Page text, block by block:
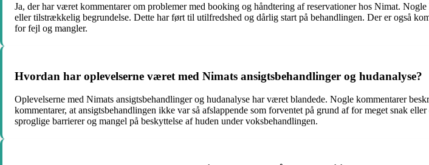
Ja, der har været kommentarer om problemer med booking og håndtering af reservationer hos Nimat.
eller tilstrækkelig begrundelse. Dette har ført til utilfredshed og dårlig start på behandlingen. Der er også
for fejl og mangler.
Hvordan har oplevelserne været med Nimats ansigtsbehandlinger og hudanalyse?
Oplevelserne med Nimats ansigtsbehandlinger og hudanalyse har været blandede. Nogle kommentarer
kommentarer, at ansigtsbehandlingen ikke var så afslappende som forventet på grund af for meget snak
sproglige barrierer og mangel på beskyttelse af huden under voksbehandlingen.